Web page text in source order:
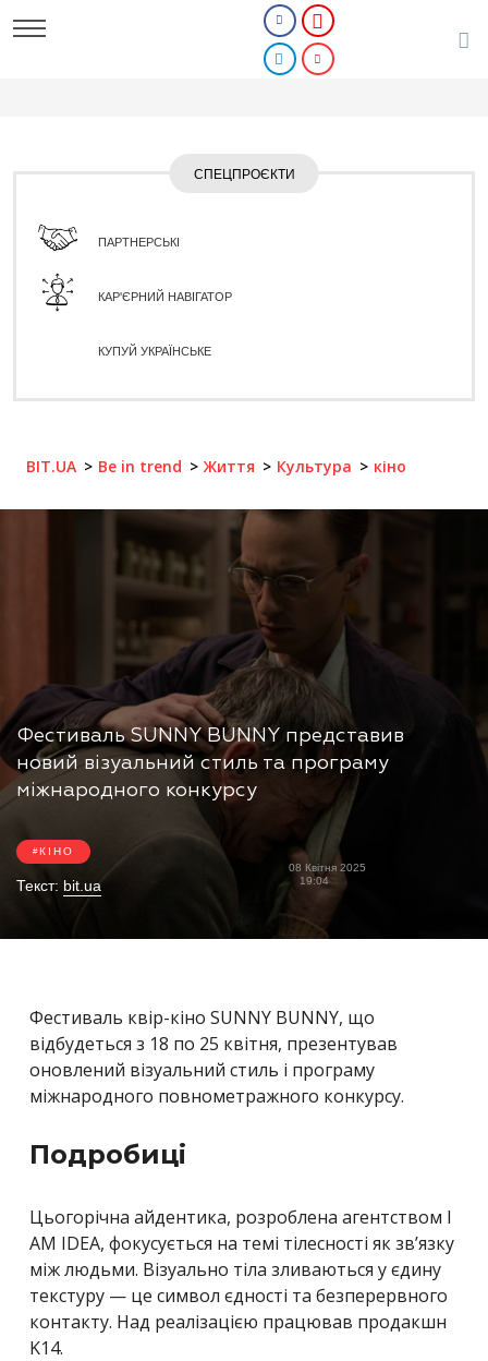
СПЕЦПРОЄКТИ
ПАРТНЕРСЬКІ
КАР'ЄРНИЙ НАВІГАТОР
КУПУЙ УКРАЇНСЬКЕ
BIT.UA Be in trend Життя Культура кіно
Фестиваль SUNNY BUNNY представив
новий візуальний стиль та програму
міжнародного конкурсу
КІНО
Текст: bit.ua
08 Квітня 2025
19:04
Фестиваль квір-кіно SUNNY BUNNY, що
відбудеться з 18 по 25 квітня, презентував
оновлений візуальний стиль і програму
міжнародного повнометражного конкурсу.
Подробиці
Цьогорічна айдентика, розроблена агентством I
AM IDEA, фокусується на темі тілесності як зв’язку
між людьми. Візуально тіла зливаються у єдину
текстуру — це символ єдності та безперервного
контакту. Над реалізацією працював продакшн
K14.